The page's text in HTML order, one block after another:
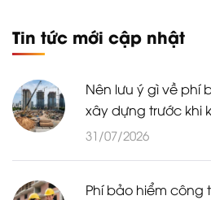
Tin tức mới cập nhật
Nên lưu ý gì về phí
xây dựng trước khi
31/07/2026
Phí bảo hiểm công